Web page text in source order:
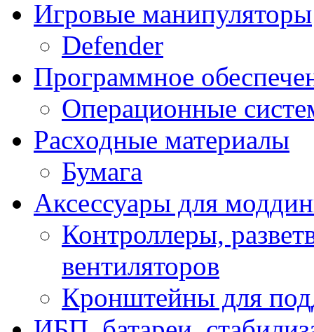
Игровые манипуляторы
Defender
Программное
Операционные
Расходные материалы
Бумага
Аксессуары для
Контроллеры,
вентиляторов
Кронштейны для